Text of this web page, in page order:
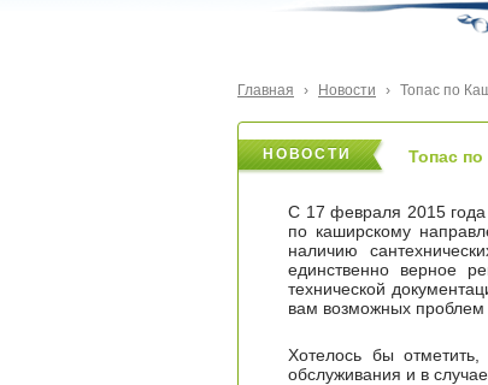
Главная › Новости › Топас по
НОВОСТИ
НОВОСТИ Топас
С 17 февраля 2015 года
по каширскому
наличию
единственно верное
технической
вам возможных проблем
Хотелось бы
обслуживания и в